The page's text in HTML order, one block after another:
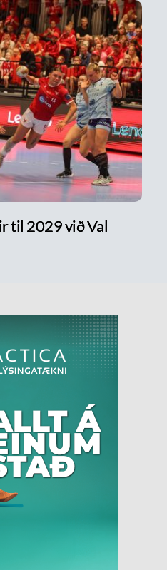
til 2029 við Val